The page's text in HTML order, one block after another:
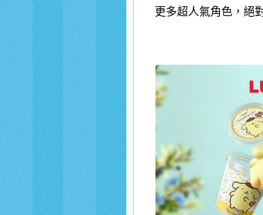
更多超人氣角色，絕